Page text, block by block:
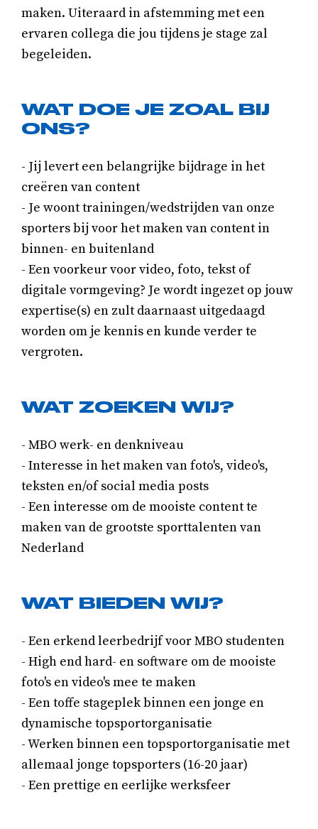
maken. Uiteraard in afstemming met een
ervaren collega die jou tijdens je stage zal
begeleiden.
WAT DOE JE ZOAL BIJ
ONS?
- Jij levert een belangrijke bijdrage in het
creëren van content
- Je woont trainingen/wedstrijden van onze
sporters bij voor het maken van content in
binnen- en buitenland
- Een voorkeur voor video, foto, tekst of
digitale vormgeving? Je wordt ingezet op jouw
expertise(s) en zult daarnaast uitgedaagd
worden om je kennis en kunde verder te
vergroten.
WAT ZOEKEN WIJ?
- MBO werk- en denkniveau
- Interesse in het maken van foto's, video's,
teksten en/of social media posts
- Een interesse om de mooiste content te
maken van de grootste sporttalenten van
Nederland
WAT BIEDEN WIJ?
- Een erkend leerbedrijf voor MBO studenten
- High end hard- en software om de mooiste
foto's en video's mee te maken
- Een toffe stageplek binnen een jonge en
dynamische topsportorganisatie
- Werken binnen een topsportorganisatie met
allemaal jonge topsporters (16-20 jaar)
- Een prettige en eerlijke werksfeer